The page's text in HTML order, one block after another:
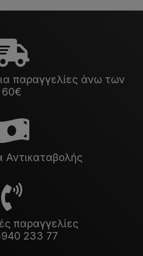
παραγγελίες άνω των
60€
Αντικαταβολής
παραγγελίες
233 77